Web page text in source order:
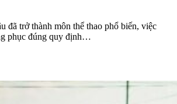
đã trở thành môn thể thao phổ biến, việc
phục đúng quy định…